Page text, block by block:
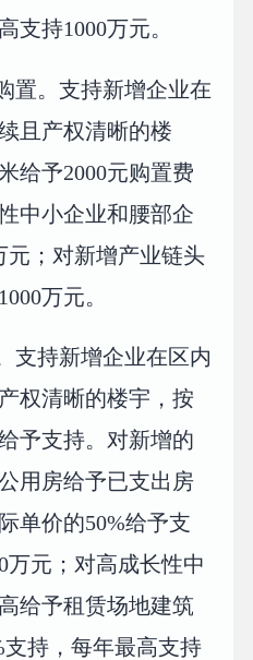
支持1000万元。
置。支持新增企业在
且产权清晰的楼
给予2000元购置费
中小企业和腰部企
元；对新增产业链头
万元。
支持新增企业在区内
权清晰的楼宇，按
予支持。对新增的
用房给予已支出房
单价的50%给予支
万元；对高成长性中
给予租赁场地建筑
支持，每年最高支持